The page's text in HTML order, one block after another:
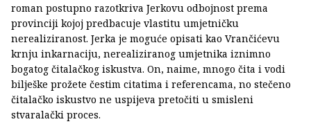
roman postupno razotkriva Jerkovu odbojnost prema
provinciji kojoj predbacuje vlastitu umjetničku
nerealiziranost. Jerka je moguće opisati kao Vrančićevu
krnju inkarnaciju, nerealiziranog umjetnika iznimno
bogatog čitalačkog iskustva. On, naime, mnogo čita i vodi
bilješke prožete čestim citatima i referencama, no stečeno
čitalačko iskustvo ne uspijeva pretočiti u smisleni
stvaralački proces.